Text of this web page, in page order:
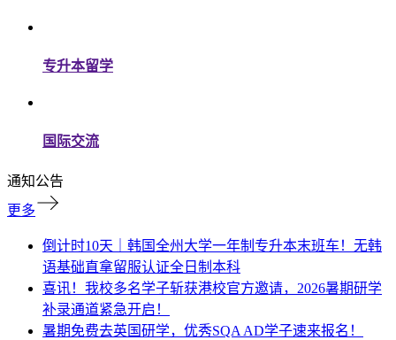
专升本留学
国际交流
通知公告
更多
倒计时10天｜韩国全州大学一年制专升本末班车！无韩
语基础直拿留服认证全日制本科
喜讯！我校多名学子斩获港校官方邀请，2026暑期研学
补录通道紧急开启！
暑期免费去英国研学，优秀SQA AD学子速来报名！